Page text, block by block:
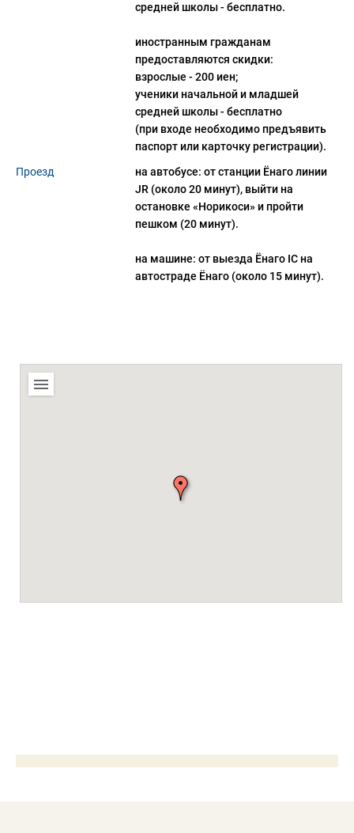
средней школы - бесплатно.
иностранным гражданам
предоставляются скидки:
взрослые - 200 иен;
ученики начальной и младшей
средней школы - бесплатно
(при входе необходимо предъявить
паспорт или карточку регистрации).
Проезд
на автобусе: от станции Ëнаго линии
JR (около 20 минут), выйти на
остановке «Норикоси» и пройти
пешком (20 минут).
на машине: от выезда Ëнаго IC на
автостраде Ëнаго (около 15 минут).